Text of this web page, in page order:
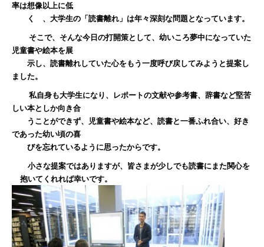
率は想像以上に低
く 、大学生の「読書離れ」は年々深刻な問題となっています。
そこで、そんな今日の打開策として、幼いころ夢中になっていた
児童書や絵本を展
示し、読書離れしていた心をもう一度呼び戻してみようと提案し
ました。
私自身も大学生になり、レポートの文献や参考書、辞書など堅苦
しい本としか向き合
うことができず、児童書や絵本など、読書と一番ふれ合い、好き
であった幼い頃の喜
びを忘れているように思ったからです。
小さな提案ではありますが、皆さまが少しでも読書にまた関心を
抱いてくれれば幸いです。